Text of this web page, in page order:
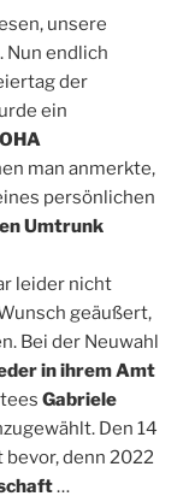
unsere
Nun endlich
der
ein
OHA
man anmerkte,
persönlichen
Umtrunk
leider nicht
geäußert,
Bei der Neuwahl
in ihrem Amt
Gabriele
Den 14
denn 2022
…